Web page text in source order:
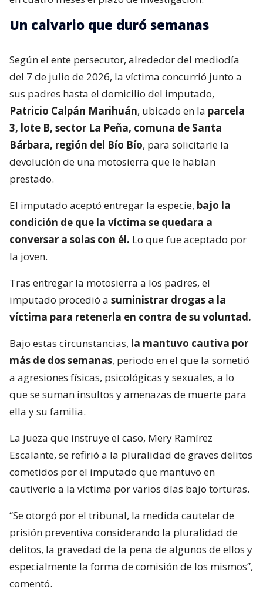
Un calvario que duró semanas
Según el ente persecutor, alrededor del mediodía
del 7 de julio de 2026, la víctima concurrió junto a
sus padres hasta el domicilio del imputado,
Patricio Calpán Marihuán, ubicado en la parcela
3, lote B, sector La Peña, comuna de Santa
Bárbara, región del Bío Bío, para solicitarle la
devolución de una motosierra que le habían
prestado.
El imputado aceptó entregar la especie, bajo la
condición de que la víctima se quedara a
conversar a solas con él. Lo que fue aceptado por
la joven.
Tras entregar la motosierra a los padres, el
imputado procedió a suministrar drogas a la
víctima para retenerla en contra de su voluntad.
Bajo estas circunstancias, la mantuvo cautiva por
más de dos semanas, periodo en el que la sometió
a agresiones físicas, psicológicas y sexuales, a lo
que se suman insultos y amenazas de muerte para
ella y su familia.
La jueza que instruye el caso, Mery Ramírez
Escalante, se refirió a la pluralidad de graves delitos
cometidos por el imputado que mantuvo en
cautiverio a la víctima por varios días bajo torturas.
“Se otorgó por el tribunal, la medida cautelar de
prisión preventiva considerando la pluralidad de
delitos, la gravedad de la pena de algunos de ellos y
especialmente la forma de comisión de los mismos”,
comentó.